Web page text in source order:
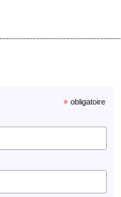
*obligatoire